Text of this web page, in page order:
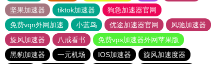
坚果加速器
tiktok加速器
狗急加速器官网
免费vqn外网加速
小蓝鸟 优途加速器官网
风驰加速器
旋风加速器
八戒看书
免费vps加速器外网苹果版
黑豹加速器
一元机场 IOS加速器
旋风加速度器